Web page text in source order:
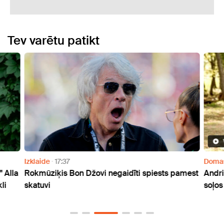
Tev varētu patikt
Alla
Izklaide 17:37
Rokmūziķis Bon Džovi negaidīti spiests pamest
skatuvi